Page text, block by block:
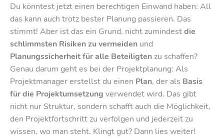
Du könntest jetzt einen berechtigen Einwand haben: All
das kann auch trotz bester Planung passieren. Das
stimmt! Aber ist das ein Grund, nicht zumindestdie
schlimmsten Risiken zu vermeiden und
Planungssicherheit für alle Beteiligten zu schaffen?
Genau darum geht es bei der Projektplanung: Als
Projektmanager erstellst du einen Plan, der als Basis
für die Projektumsetzung verwendet wird. Das gibt
nicht nur Struktur, sondern schafft auch die Möglichkeit,
den Projektfortschritt zu verfolgen und jederzeit zu
wissen, wo man steht. Klingt gut? Dann lies weiter!